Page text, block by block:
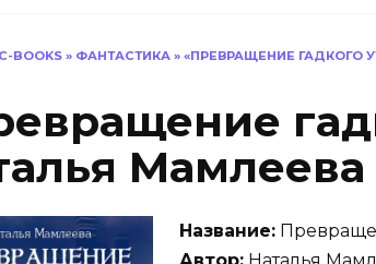
BOOKS » ФАНТАСТИКА » «ПРЕВРАЩЕНИЕ ГАДКОГО
Мамлеева
Название: